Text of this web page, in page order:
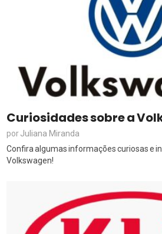
Curiosidades sobre a
porJuliana Miranda
Confira algumas informações curiosas e
Volkswagen!